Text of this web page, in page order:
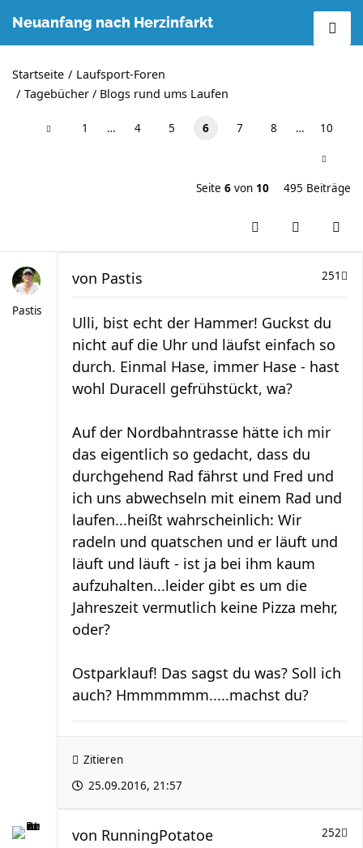
Neuanfang nach Herzinfarkt
Startseite
Laufsport-Foren
Tagebücher / Blogs rund ums Laufen
1 … 4 5 6 7 8 … 10
Seite 6 von 10 495 Beiträge
Pastis
251
von Pastis
Ulli, bist echt der Hammer! Guckst du
nicht auf die Uhr und läufst einfach so
durch. Einmal Hase, immer Hase - hast
wohl Duracell gefrühstückt, wa?
Auf der Nordbahntrasse hätte ich mir
das eigentlich so gedacht, dass du
durchgehend Rad fährst und Fred und
ich uns abwechseln mit einem Rad und
laufen...heißt wahrscheinlich: Wir
radeln und quatschen und er läuft und
läuft und läuft - ist ja bei ihm kaum
aufzuhalten...leider gibt es um die
Jahreszeit vermutlich keine Pizza mehr,
oder?
Ostparklauf! Das sagst du was? Soll ich
auch? Hmmmmmm.....machst du?
Zitieren
25.09.2016, 21:57
252
von RunningPotatoe